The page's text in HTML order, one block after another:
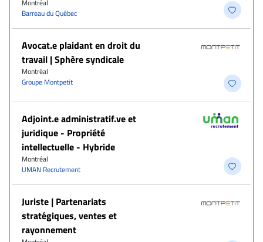
Montréal
Barreau du Québec
Avocat.e plaidant en droit du
travail | Sphère syndicale
Montréal
Groupe Montpetit
Adjoint.e administratif.ve et
juridique - Propriété
intellectuelle - Hybride
Montréal
UMAN Recrutement
Juriste | Partenariats
stratégiques, ventes et
rayonnement